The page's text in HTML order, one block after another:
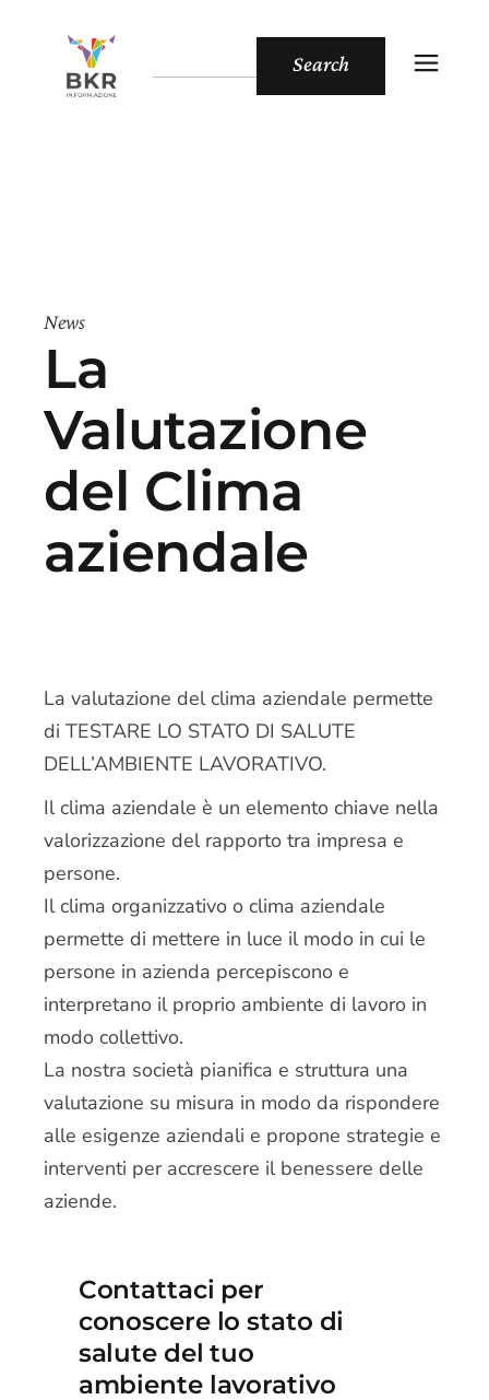
Search
News
La
Valutazione
del Clima
aziendale
La valutazione del clima aziendale permette
di TESTARE LO STATO DI SALUTE
DELL’AMBIENTE LAVORATIVO.
Il clima aziendale è un elemento chiave nella
valorizzazione del rapporto tra impresa e
persone.
Il clima organizzativo o clima aziendale
permette di mettere in luce il modo in cui le
persone in azienda percepiscono e
interpretano il proprio ambiente di lavoro in
modo collettivo.
La nostra società pianifica e struttura una
valutazione su misura in modo da rispondere
alle esigenze aziendali e propone strategie e
interventi per accrescere il benessere delle
aziende.
Contattaci per
conoscere lo stato di
salute del tuo
ambiente lavorativo